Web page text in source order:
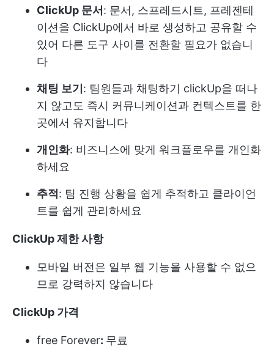
ClickUp 문서 : 문서, 스프레드시트, 프레젠테
이션을 ClickUp에서 바로 생성하고 공유할 수
있어 다른 도구 사이를 전환할 필요가 없습니
다
채팅 보기 : 팀원들과 채팅하기 clickUp을 떠나
지 않고도 즉시 커뮤니케이션과 컨텍스트를 한
곳에서 유지합니다
개인화: 비즈니스에 맞게 워크플로우를 개인화
하세요
추적 : 팀 진행 상황을 쉽게 추적하고 클라이언
트를 쉽게 관리하세요
ClickUp 제한 사항
모바일 버전은 일부 웹 기능을 사용할 수 없으
므로 강력하지 않습니다
ClickUp 가격
free Forever: 무료